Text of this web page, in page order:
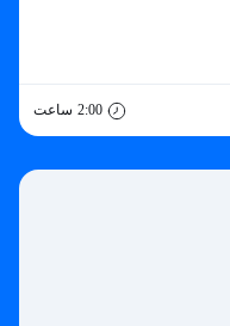
2:00 ساعت